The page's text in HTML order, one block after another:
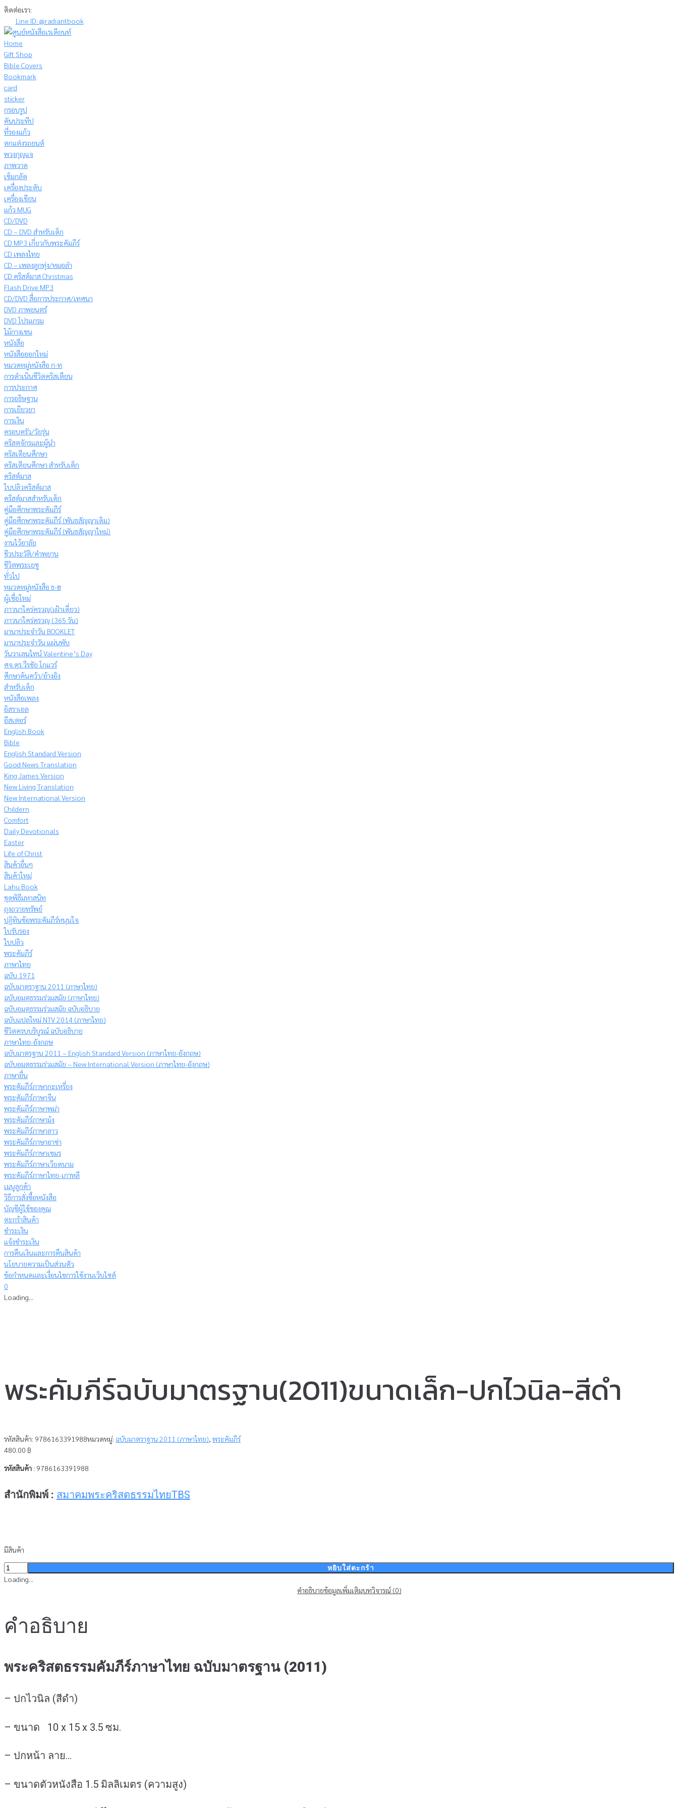
Skip
content
ติดต่อเรา:
Line ID: @radiantbook
Home
Gift Shop
Bible Covers
Bookmark
card
sticker
กรอบรูป
คันประทีป
ที่รองแก้ว
ตกแต่งรถยนต์
พวงกุญแจ
ภาพวาด
เข็มกลัด
เครื่องประดับ
เครื่องเขียน
แก้ว MUG
CD/DVD
CD – DVD สำหรับเด็ก
CD MP3 เกี่ยวกับพระคัมภีร์
CD เพลงไทย
CD – เพลงลูกทุ่ง/หมอลำ
CD คริสต์มาส Christmas
Flash Drive MP3
CD/DVD สื่อการประกาศ/เทศนา
DVD ภาพยนตร์
DVD โปรแกรม
ไม้กางเขน
หนังสือ
หนังสือออกใหม่
หมวดหมู่หนังสือ ก-ท
การดำเนินชีวิตคริสเตียน
การประกาศ
การอธิษฐาน
การเยียวยา
การเงิน
ครอบครัว/วัยรุ่น
คริสตจักรและผู้นำ
คริสเตียนศึกษา
คริสเตียนศึกษา สำหรับเด็ก
คริสต์มาส
ใบปลิวคริสต์มาส
คริสต์มาสสำหรับเด็ก
คู่มือศึกษาพระคัมภีร์
คู่มือศึกษาพระคัมภีร์ (พันธสัญญาเดิม)
คู่มือศึกษาพระคัมภีร์ (พันธสัญญาใหม่)
งานไว้อาลัย
ชีวประวัติ/คำพยาน
ชีวิตพระเยซู
ทั่วไป
หมวดหมู่หนังสือ ธ-ฮ
ผู้เชื่อใหม่
ภาวนาใคร่ครวญ(เฝ้าเดี่ยว)
ภาวนาใคร่ครวญ (365 วัน)
มานาประจำวัน BOOKLET
มานาประจำวัน แผ่นพับ
วันวาเลนไทน์ Valentine’s Day
ศจ.ดร.วีรชัย โกแวร์
ศึกษาค้นคว้า/อ้างอิง
สำหรับเด็ก
หนังสือเพลง
อิสราเอล
อีสเตอร์
English Book
Bible
English Standard Version
Good News Translation
King James Version
New Living Translation
New International Version
Childern
Comfort
Daily Devotionals
Easter
Life of Christ
สินค้าอื่นๆ
สินค้าใหม่
Lahu Book
ชุดพิธีมหาสนิท
ถุงถวายทรัพย์
ปฏิทินข้อพระคัมภีร์หนุนใจ
ใบรับรอง
ใบปลิว
พระคัมภีร์
ภาษาไทย
ฉบับ 1971
ฉบับมาตราฐาน 2011 (ภาษาไทย)
ฉบับอมตธรรมร่วมสมัย (ภาษาไทย)
ฉบับอมตธรรมร่วมสมัย ฉบับอธิบาย
ฉบับแปลใหม่ NTV 2014 (ภาษาไทย)
ชีวิตครบบริบูรณ์ ฉบับอธิบาย
ภาษาไทย-อังกฤษ
ฉบับมาตรฐาน 2011 – English Standard Version (ภาษาไทย-อังกฤษ)
ฉบับอมตธรรมร่วมสมัย – New International Version (ภาษาไทย-อังกฤษ)
ภาษาอื่น
พระคัมภีร์ภาษากะเหรี่ยง
พระคัมภีร์ภาษาจีน
พระคัมภีร์ภาษาพม่า
พระคัมภีร์ภาษาม้ง
พระคัมภีร์ภาษาลาว
พระคัมภีร์ภาษาอาข่า
พระคัมภีร์ภาษาเขมร
พระคัมภีร์ภาษาเวียดนาม
พระคัมภีร์ภาษาไทย-เกาหลี
เมนูลูกค้า
วิธีการสั่งซื้อหนังสือ
บัญชีผู้ใช้ของคุณ
ตะกร้าสินค้า
ชำระเงิน
แจ้งชำระเงิน
การคืนเงินและการคืนสินค้า
นโยบายความเป็นส่วนตัว
ข้อกำหนดและเงื่อนไขการใช้งานเว็บไซต์
0
Loading...
พระคัมภีร์ฉบับมาตรฐาน(2011)ขนาดเล็ก-ปกไวนิล-สีดำ
รหัสสินค้า: 9786163391988หมวดหมู่: ฉบับมาตราฐาน 2011 (ภาษาไทย), พระคัมภีร์
480.00 ฿
รหัสสินค้า : 9786163391988
สำนักพิมพ์ : สมาคมพระคริสตธรรมไทยTBS
มีสินค้า
จำนวน
พระ
เล็ก-
ปก
สีดำ
หยิบใส่ตะกร้า
Loading...
คำอธิบายข้อมูลเพิ่มเติมบทวิจารณ์ (0)
คำอธิบาย
พระคริสตธรรมคัมภีร์ภาษาไทย ฉบับมาตรฐาน (2011)
– ปกไวนิล (สีดำ)
– ขนาด 10 x 15 x 3.5 ซม.
– ปกหน้า ลาย…
– ขนาดตัวหนังสือ 1.5 มิลลิเมตร (ความสูง)